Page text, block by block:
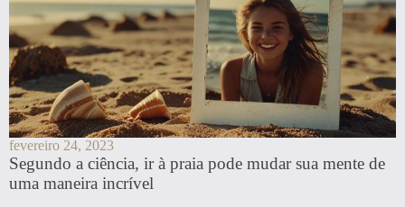
fevereiro 24, 2023
Segundo a ciência, ir à praia pode mudar sua mente de
uma maneira incrível